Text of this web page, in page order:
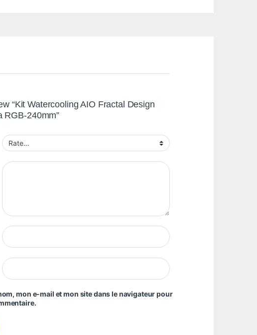
“Kit Watercooling AIO Fractal Design
RGB-240mm”
mon e-mail et mon site dans le navigateur pour